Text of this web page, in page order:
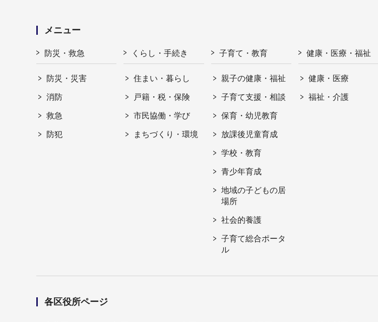
メニュー
防災・救急
防災・災害
消防
救急
防犯
くらし・手続き
住まい・暮らし
戸籍・税・保険
市民協働・学び
まちづくり・環境
子育て・教育
親子の健康・福祉
子育て支援・相談
保育・幼児教育
放課後児童育成
学校・教育
青少年育成
地域の子どもの居
場所
社会的養護
子育て総合ポータ
ル
健康・医療・福祉
健康・医療
福祉・介護
各区役所ページ